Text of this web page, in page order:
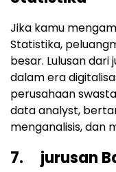
Jika kamu
Statistika,
besar. Lulusan
dalam era
perusahaan
data analyst,
menganalisis, dan
7. jurusan